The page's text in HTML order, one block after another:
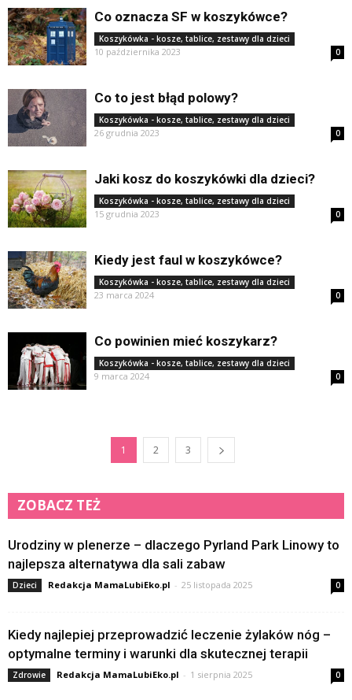
Co oznacza SF w koszykówce?
Koszykówka - kosze, tablice, zestawy dla dzieci
10 października 2023 0
Co to jest błąd polowy?
Koszykówka - kosze, tablice, zestawy dla dzieci
26 grudnia 2023 0
Jaki kosz do koszykówki dla dzieci?
Koszykówka - kosze, tablice, zestawy dla dzieci
15 grudnia 2023 0
Kiedy jest faul w koszykówce?
Koszykówka - kosze, tablice, zestawy dla dzieci
23 marca 2024 0
Co powinien mieć koszykarz?
Koszykówka - kosze, tablice, zestawy dla dzieci
9 marca 2024 0
1 2 3
ZOBACZ TEŻ
Urodziny w plenerze – dlaczego Pyrland Park Linowy to
najlepsza alternatywa dla sali zabaw
Dzieci Redakcja MamaLubiEko.pl - 25 listopada 2025 0
Kiedy najlepiej przeprowadzić leczenie żylaków nóg –
optymalne terminy i warunki dla skutecznej terapii
Zdrowie Redakcja MamaLubiEko.pl - 1 sierpnia 2025 0